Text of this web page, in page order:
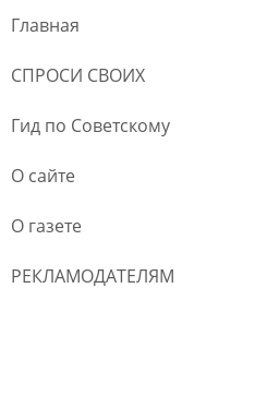
Главная
СПРОСИ СВОИХ
Гид по Советскому
О сайте
О газете
РЕКЛАМОДАТЕЛЯМ